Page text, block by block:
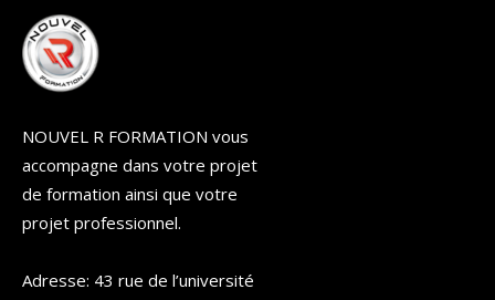
NOUVEL R FORMATION vous
accompagne dans votre projet
de formation ainsi que votre
projet professionnel.
Adresse: 43 rue de l’université